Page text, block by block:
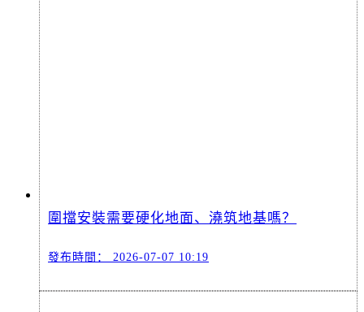
圍擋安裝需要硬化地面、澆筑地基嗎？
發布時間： 2026-07-07 10:19